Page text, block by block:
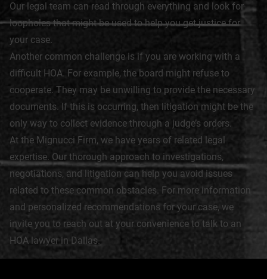
Our legal team can read through everything and look for
loopholes that might be used to help you get justice for
your case.
Another common challenge is if you are working with a
difficult HOA. For example, the board might refuse to
cooperate. They may be unwilling to provide the necessary
documents. If this is occurring, then litigation might be the
only way to collect evidence through a judge’s orders.
At the Mignucci Firm, we have years of related legal
expertise. Our thorough approach to investigations,
negotiations, and litigation can help you avoid issues
related to these common obstacles. For more information
and personalized recommendations for your case, we
invite you to reach out at your convenience to talk to an
HOA lawyer in Dallas.